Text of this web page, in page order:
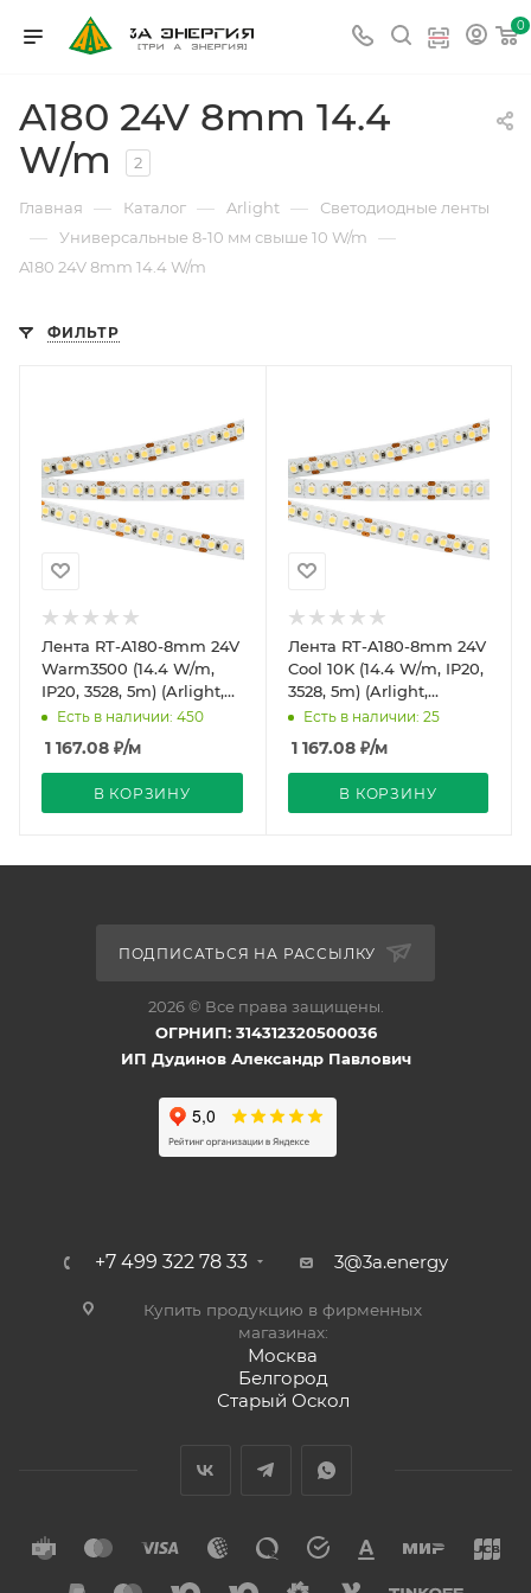
0
A180 24V 8mm 14.4
W/m
2
Главная — Каталог — Arlight — Светодиодные ленты
— Универсальные 8-10 мм свыше 10 W/m —
A180 24V 8mm 14.4 W/m
ФИЛЬТР
Лента RT-A180-8mm 24V
Warm3500 (14.4 W/m,
IP20, 3528, 5m) (Arlight,
Открытый)
Есть в наличии: 450
1 167.08 ₽/м
В КОРЗИНУ
Лента RT-A180-8mm 24V
Cool 10K (14.4 W/m, IP20,
3528, 5m) (Arlight,
Открытый)
Есть в наличии: 25
1 167.08₽/м
В КОРЗИНУ
ПОДПИСАТЬСЯ НА РАССЫЛКУ
2026 © Все права защищены.
ОГРНИП: 314312320500036
ИП Дудинов Александр Павлович
+7 499 322 78 33 3@3a.energy
Купить продукцию в фирменных
магазинах:
Москва
Белгород
Старый Оскол